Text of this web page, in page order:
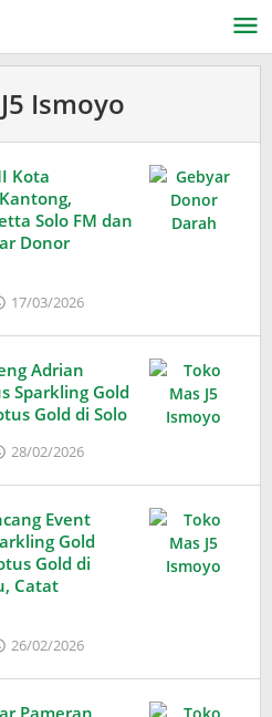
Ismoyo
Kota
Solo FM dan
Donor
17/03/2026
Wardani
Adrian
Sparkling Gold
Gold di Solo
28/02/2026
Wardani
Event
Gold
Gold di
Catat
26/02/2026
Wardani
Pameran